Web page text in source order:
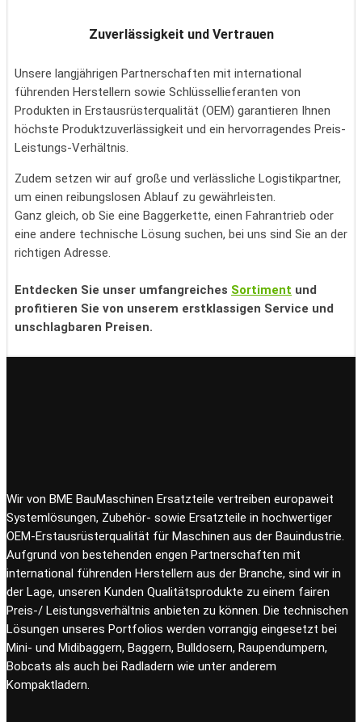
Zuverlässigkeit und Vertrauen
Unsere langjährigen Partnerschaften mit international
führenden Herstellern sowie Schlüssellieferanten von
Produkten in Erstausrüsterqualität (OEM) garantieren Ihnen
höchste Produktzuverlässigkeit und ein hervorragendes Preis-
Leistungs-Verhältnis.
Zudem setzen wir auf große und verlässliche Logistikpartner,
um einen reibungslosen Ablauf zu gewährleisten.
Ganz gleich, ob Sie eine Baggerkette, einen Fahrantrieb oder
eine andere technische Lösung suchen, bei uns sind Sie an der
richtigen Adresse.
Entdecken Sie unser umfangreiches Sortiment und
profitieren Sie von unserem erstklassigen Service und
unschlagbaren Preisen.
Wir von BME BauMaschinen Ersatzteile vertreiben europaweit
Systemlösungen, Zubehör- sowie Ersatzteile in hochwertiger
OEM-Erstausrüsterqualität für Maschinen aus der Bauindustrie.
Aufgrund von bestehenden engen Partnerschaften mit
international führenden Herstellern aus der Branche, sind wir in
der Lage, unseren Kunden Qualitätsprodukte zu einem fairen
Preis-/ Leistungsverhältnis anbieten zu können. Die technischen
Lösungen unseres Portfolios werden vorrangig eingesetzt bei
Mini- und Midibaggern, Baggern, Bulldosern, Raupendumpern,
Bobcats als auch bei Radladern wie unter anderem
Kompaktladern.